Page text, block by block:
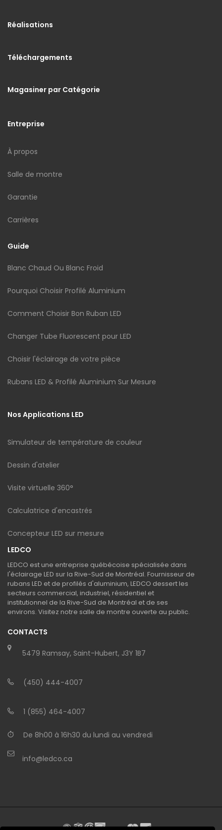
Réalisations
Téléchargements
Magasiner par Catégorie
Entreprise
À propos
Salle de montre
Garantie
Carrières
Guide
Blanc Chaud Ou Blanc Froid
Pourquoi Choisir Profilé Aluminium
Comment Choisir Bon Ruban LED
Changer Tube Fluorescent pour LED
Choisir l'éclairage de votre pièce
Rubans LED & Profilé Aluminium Sur Mesure
Nos Applications LED
Simulateur de température de couleur
Dessin d'atelier
Visite virtuelle 360°
Calculatrice d'encastrés
Concepteur LED sur mesure
LEDCO
LEDCO est une entreprise québécoise spécialisée dans
l'éclairage LED sur la Rive-Sud de Montréal. Fournisseur de
rubans LED et de profilés d'aluminium, LEDCO dessert les
secteurs commercial, industriel, résidentiel et
institutionnel de la Rive-Sud de Montréal et de ses
environs. Visitez notre salle de montre ouverte au public.
CONTACTS
5479 Ramsay, Saint-Hubert, J3Y 1B7
(450) 444-4007
1 (855) 464-4007
De 8h00 à 16h30 du lundi au vendredi
info@ledco.ca